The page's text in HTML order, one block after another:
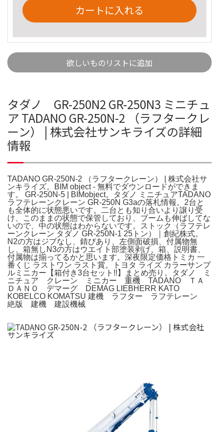
カートに入れる
欲しいものリストに追加
タダノ GR-250N2 GR-250N3 ミニチュ
ア TADANO GR-250N-2 （ラフタークレ
ーン） | 株式会社サンキライズの詳細
情報
TADANO GR-250N-2 （ラフタークレーン） | 株式会社サ
ンキライズ。BIM object - 無料でダウンロードができま
す。 GR-250N-5 | BIMobject。タダノ ミニチュアTADANO
ラフテレーンクレーン GR-250N G3aの落札情報。2台と
も全体的に状態悪いです。二台とも知り合いより譲り受
け、このままの状態で保管しており、ブームも伸ばしてな
いので、中の状態はわからないです。ストック（ラフテレ
ーンクレーン タダノ GR-250N-1 25トン）｜創紀株式。
N2の方はジブなし、錆びあり、左側面破損、付属物無
し、箱無しN3の方はウエイト部塗装剥げ、箱、説明書、
付属物は揃ってるかと思います。深夜限定価格トミカ 一
番くじ ラストワン ラスト賞。トヨタ ライズ カラーサンプ
ルミニカー【箱付き3台セット!!】まとめ売り。タダノ ミ
ニチュア クレーン ミニカー 重機 TADANO ＴＡ
ＤＡＮＯ デマーグ DEMAG LIEBHERR KATO
KOBELCO KOMATSU 建機 ラフター ラフテレーン
絶版 建機 建設機械